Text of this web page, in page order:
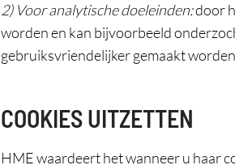
2) Voor analytische doeleinden:door
worden en kan bijvoorbeeld
gebruiksvriendelijker gemaakt
COOKIES UITZETTEN
HME waardeert het wanneer u haar